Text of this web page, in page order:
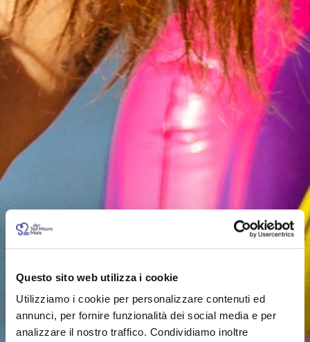
Questo sito web utilizza i cookie
Utilizziamo i cookie per personalizzare contenuti ed
annunci, per fornire funzionalità dei social media e per
analizzare il nostro traffico. Condividiamo inoltre